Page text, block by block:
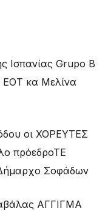
Ισπανίας Grupo B
κα Μελίνα
οι ΧΟΡΕΥΤΕΣ
πρόεδροΤΕ
Σοφάδων
ΑΓΓΙΓΜΑ